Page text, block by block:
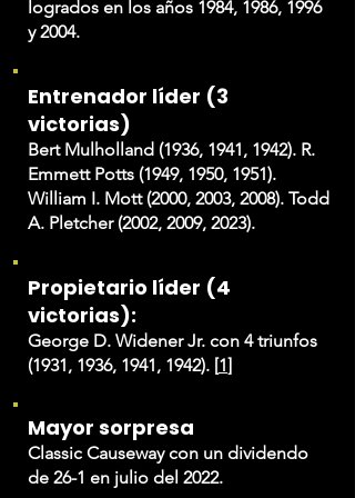
logrados en los años 1984, 1986, 1996
y 2004.
Entrenador líder (3
victorias)
Bert Mulholland (1936, 1941, 1942). R.
Emmett Potts (1949, 1950, 1951).
William I. Mott (2000, 2003, 2008). Todd
A. Pletcher (2002, 2009, 2023).
Propietario líder (4
victorias):
George D. Widener Jr. con 4 triunfos
(1931, 1936, 1941, 1942). [1]
Mayor sorpresa
Classic Causeway con un dividendo
de 26-1 en julio del 2022.